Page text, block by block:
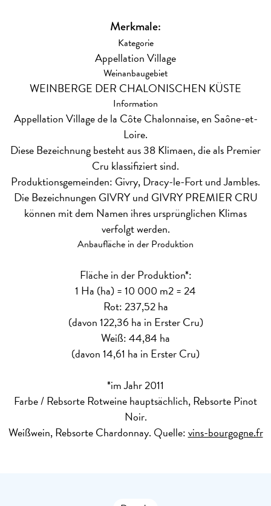
Merkmale:
Kategorie
Appellation Village
Weinanbaugebiet
WEINBERGE DER CHALONISCHEN KÜSTE
Information
Appellation Village de la Côte Chalonnaise, en Saône-et-
Loire.
Diese Bezeichnung besteht aus 38 Klimaen, die als Premier
Cru klassifiziert sind.
Produktionsgemeinden: Givry, Dracy-le-Fort und Jambles.
Die Bezeichnungen GIVRY und GIVRY PREMIER CRU
können mit dem Namen ihres ursprünglichen Klimas
verfolgt werden.
Anbaufläche in der Produktion
Fläche in der Produktion*:
1 Ha (ha) = 10 000 m2 = 24
Rot: 237,52 ha
(davon 122,36 ha in Erster Cru)
Weiß: 44,84 ha
(davon 14,61 ha in Erster Cru)
*im Jahr 2011
Farbe / RebsorteRotweine hauptsächlich, Rebsorte Pinot
Noir.
Weißwein, Rebsorte Chardonnay. Quelle:vins-bourgogne.fr